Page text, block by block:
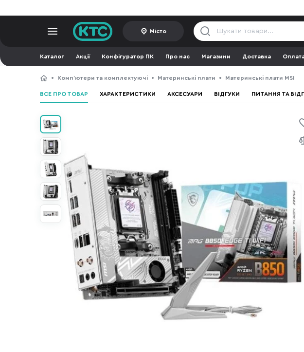
Місто
Каталог Акції Конфігуратор ПК Про нас Магазини Доставка
Компʼютери та комплектуючі Материнські плати Материнські плати MSI
ВСЕ ПРО ТОВАР ХАРАКТЕРИСТИКИ АКСЕСУАРИ ВІДГУКИ ПИТАННЯ ТА